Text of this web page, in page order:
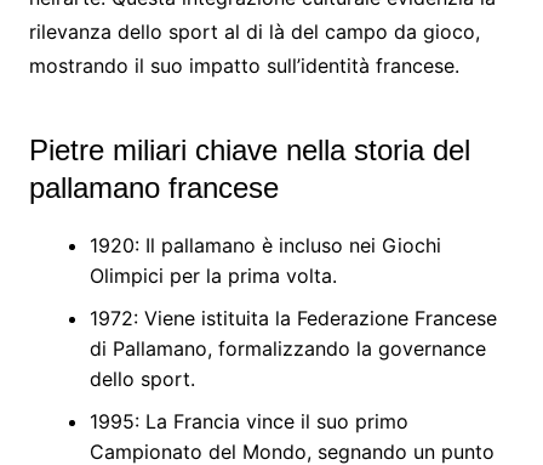
rilevanza dello sport al di là del campo da gioco,
mostrando il suo impatto sull’identità francese.
Pietre miliari chiave nella storia del
pallamano francese
1920: Il pallamano è incluso nei Giochi
Olimpici per la prima volta.
1972: Viene istituita la Federazione Francese
di Pallamano, formalizzando la governance
dello sport.
1995: La Francia vince il suo primo
Campionato del Mondo, segnando un punto